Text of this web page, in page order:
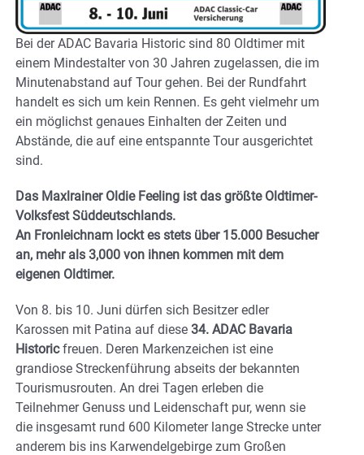
Bei der ADAC Bavaria Historic sind 80 Oldtimer mit
einem Mindestalter von 30 Jahren zugelassen, die im
Minutenabstand auf Tour gehen. Bei der Rundfahrt
handelt es sich um kein Rennen. Es geht vielmehr um
ein möglichst genaues Einhalten der Zeiten und
Abstände, die auf eine entspannte Tour ausgerichtet
sind.
Das Maxlrainer Oldie Feeling ist das größte Oldtimer-
Volksfest Süddeutschlands.
An Fronleichnam lockt es stets über 15.000 Besucher
an, mehr als 3,000 von ihnen kommen mit dem
eigenen Oldtimer.
Von 8. bis 10. Juni dürfen sich Besitzer edler
Karossen mit Patina auf diese 34. ADAC Bavaria
Historicfreuen. Deren Markenzeichen ist eine
grandiose Streckenführung abseits der bekannten
Tourismusrouten. An drei Tagen erleben die
Teilnehmer Genuss und Leidenschaft pur, wenn sie
die insgesamt rund 600 Kilometer lange Strecke unter
anderem bis ins Karwendelgebirge zum Großen